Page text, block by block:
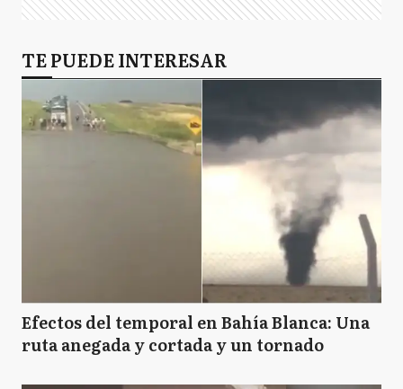
TE PUEDE INTERESAR
Efectos del temporal en Bahía Blanca: Una
ruta anegada y cortada y un tornado